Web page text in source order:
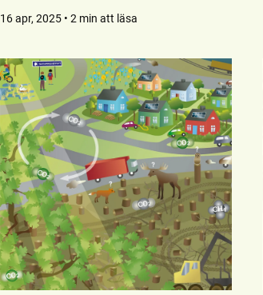
16 apr, 2025 • 2 min att läsa